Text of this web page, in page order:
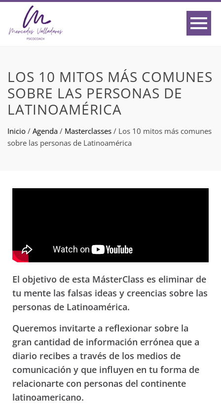
LOS 10 MITOS MÁS COMUNES
SOBRE LAS PERSONAS DE
LATINOAMÉRICA
Inicio / Agenda / Masterclasses / Los 10 mitos más comunes
sobre las personas de Latinoamérica
El objetivo de esta MásterClass es eliminar de
tu mente las falsas ideas y creencias sobre las
personas de Latinoamérica.
Queremos invitarte a reflexionar sobre la
gran cantidad de información errónea que a
diario recibes a través de los medios de
comunicación y que influyen en tu forma de
relacionarte con personas del continente
latinoamericano.